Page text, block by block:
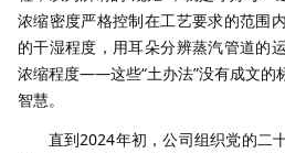
浓缩密度严格控制在工艺要求的范围
的干湿程度，用耳朵分辨蒸汽管道的
浓缩程度——这些“土办法”没有成文的
智慧。
直到2024年初，公司组织党的二